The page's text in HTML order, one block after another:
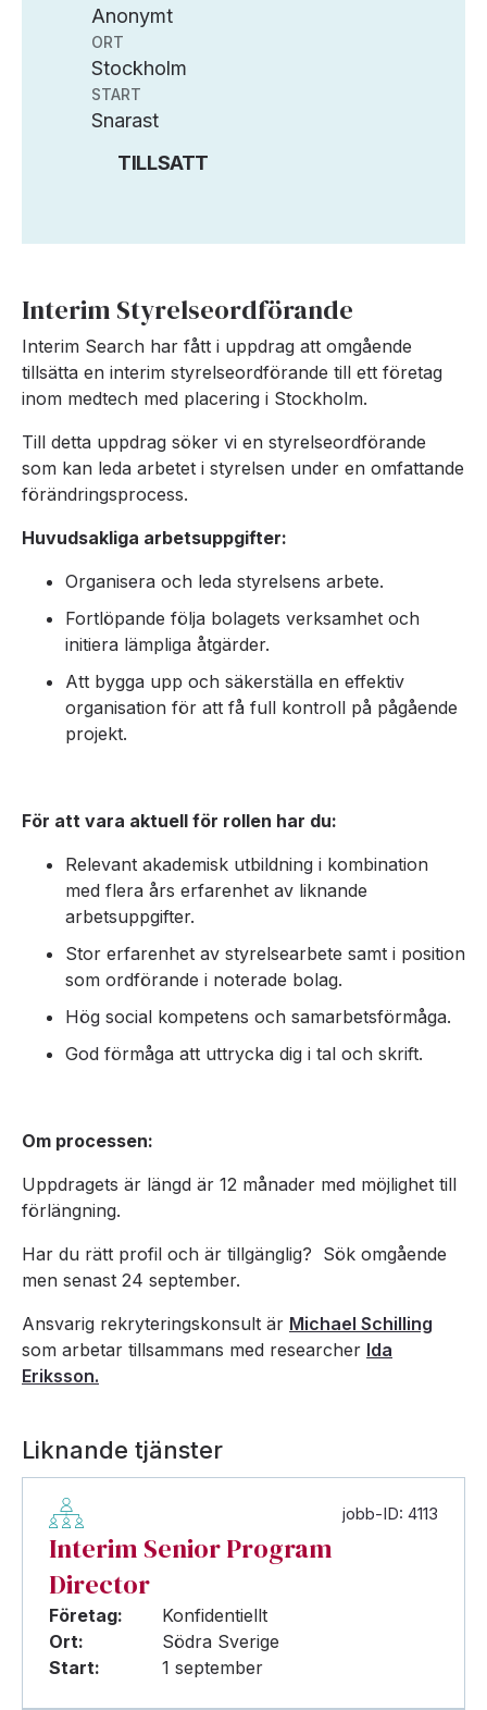
Anonymt
ORT
Stockholm
START
Snarast
TILLSATT
Interim Styrelseordförande
Interim Search har fått i uppdrag att omgående
tillsätta en interim styrelseordförande till ett företag
inom medtech med placering i Stockholm.
Till detta uppdrag söker vi en styrelseordförande
som kan leda arbetet i styrelsen under en omfattande
förändringsprocess.
Huvudsakliga arbetsuppgifter:
Organisera och leda styrelsens arbete.
Fortlöpande följa bolagets verksamhet och
initiera lämpliga åtgärder.
Att bygga upp och säkerställa en effektiv
organisation för att få full kontroll på pågående
projekt.
För att vara aktuell för rollen har du:
Relevant akademisk utbildning i kombination
med flera års erfarenhet av liknande
arbetsuppgifter.
Stor erfarenhet av styrelsearbete samt i position
som ordförande i noterade bolag.
Hög social kompetens och samarbetsförmåga.
God förmåga att uttrycka dig i tal och skrift.
Om processen:
Uppdragets är längd är 12 månader med möjlighet till
förlängning.
Har du rätt profil och är tillgänglig? Sök omgående
men senast 24 september.
Ansvarig rekryteringskonsult är Michael Schilling
som arbetar tillsammans med researcher Ida
Eriksson.
Liknande tjänster
jobb-ID: 4113
Interim Senior Program
Director
Företag:
Konfidentiellt
Ort:
Södra Sverige
Start:
1 september